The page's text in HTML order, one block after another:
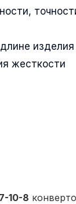
изделия
жесткости
10-8